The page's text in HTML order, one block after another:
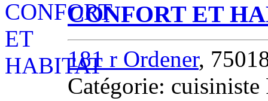
CONFORT ET
181 r Ordener,
Catégorie: cuisiniste